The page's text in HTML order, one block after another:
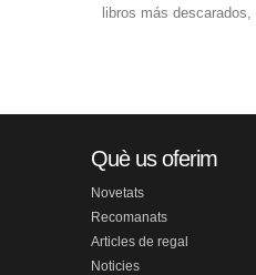
libros más
Què us oferim
Novetats
Recomanats
Articles de regal
Noticies